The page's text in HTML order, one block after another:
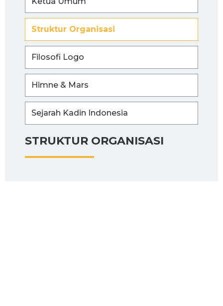
STRUKTUR ORGANISASI
Struktur Organisasi
Filosofi Logo
Himne & Mars
Sejarah Kadin Indonesia